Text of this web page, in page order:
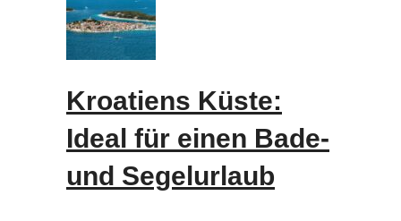
Kroatiens Küste:
Ideal für einen Bade-
und Segelurlaub